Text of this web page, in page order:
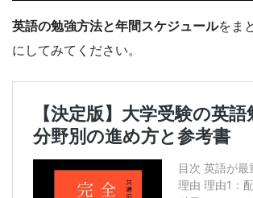
英語の勉強方法と年間スケジュールをま
にしてみてください。